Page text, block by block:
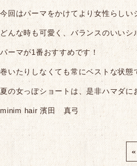
今回はパーマをかけてより女性らし
どんな時も可愛く、バランスのいい
パーマが1番おすすめです！
巻いたりしなくても常にベストな状態
夏の女っぽショートは、是非ハマダに
minim hair 濱田 真弓